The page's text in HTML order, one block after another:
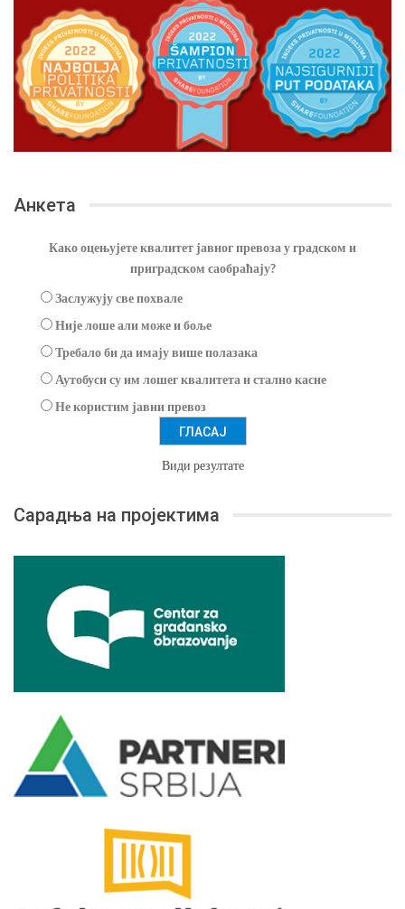
Анкета
Како оцењујете квалитет јавног превоза у градском и
приградском саобраћају?
Заслужују све похвале
Није лоше али може и боље
Требало би да имају више полазака
Аутобуси су им лошег квалитета и стално касне
Не користим јавни превоз
Види резултате
Сарадња на пројектима